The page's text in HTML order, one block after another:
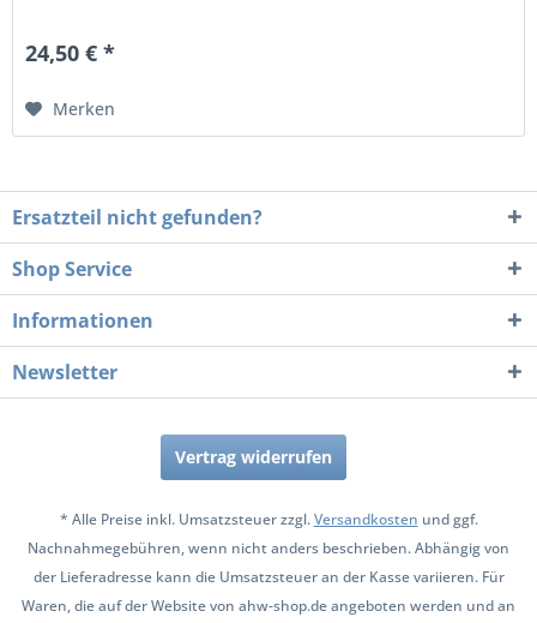
24,50 € *
Merken
Ersatzteil nicht gefunden?
Shop Service
Informationen
Newsletter
Vertrag widerrufen
* Alle Preise inkl. Umsatzsteuer zzgl.Versandkosten und ggf.
Nachnahmegebühren, wenn nicht anders beschrieben. Abhängig von
der Lieferadresse kann die Umsatzsteuer an der Kasse variieren. Für
Waren, die auf der Website von ahw-shop.de angeboten werden und an